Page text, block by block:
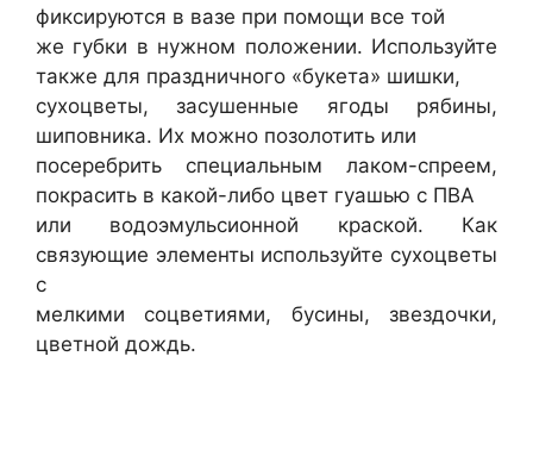
фиксируются в вазе при помощи все той
же губки в нужном положении. Используйте
также для праздничного «букета» шишки,
сухоцветы, засушенные ягоды рябины,
шиповника. Их можно позолотить или
посеребрить специальным лаком-спреем,
покрасить в какой-либо цвет гуашью с ПВА
или водоэмульсионной краской. Как
связующие элементы используйте сухоцветы
с
мелкими соцветиями, бусины, звездочки,
цветной дождь.